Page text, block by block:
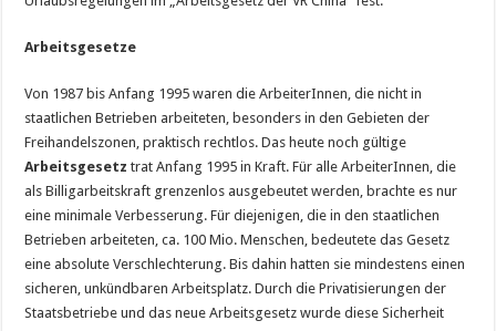
Arbeitsgesetze
Von 1987 bis Anfang 1995 waren die ArbeiterInnen, die nicht in
staatlichen Betrieben arbeiteten, besonders in den Gebieten der
Freihandelszonen, praktisch rechtlos. Das heute noch gültige
Arbeitsgesetz trat Anfang 1995 in Kraft. Für alle ArbeiterInnen, die
als Billigarbeitskraft grenzenlos ausgebeutet werden, brachte es nur
eine minimale Verbesserung. Für diejenigen, die in den staatlichen
Betrieben arbeiteten, ca. 100 Mio. Menschen, bedeutete das Gesetz
eine absolute Verschlechterung. Bis dahin hatten sie mindestens einen
sicheren, unkündbaren Arbeitsplatz. Durch die Privatisierungen der
Staatsbetriebe und das neue Arbeitsgesetz wurde diese Sicherheit